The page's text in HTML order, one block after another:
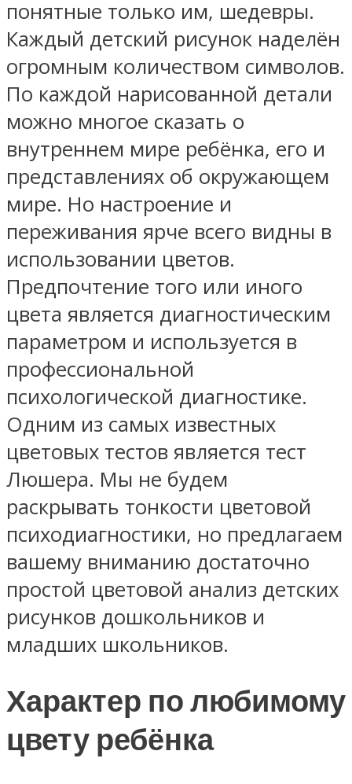
понятные только им, шедевры.
Каждый детский рисунок наделён
огромным количеством символов.
По каждой нарисованной детали
можно многое сказать о
внутреннем мире ребёнка, его и
представлениях об окружающем
мире. Но настроение и
переживания ярче всего видны в
использовании цветов.
Предпочтение того или иного
цвета является диагностическим
параметром и используется в
профессиональной
психологической диагностике.
Одним из самых известных
цветовых тестов является тест
Люшера. Мы не будем
раскрывать тонкости цветовой
психодиагностики, но предлагаем
вашему вниманию достаточно
простой цветовой анализ детских
рисунков дошкольников и
младших школьников.
Характер по любимому
цвету ребёнка